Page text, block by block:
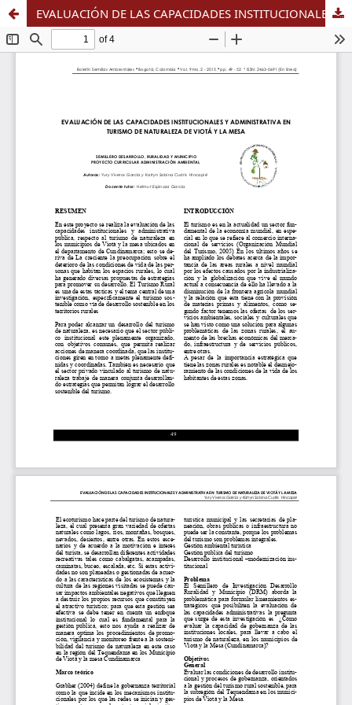
EVALUACIÓN DE LAS CAPACIDADES INSTITUCIONALES Y ADMINISTRATIVA EN TURISMO DE NATURALEZA DE VIOTÁ Y LA MESA